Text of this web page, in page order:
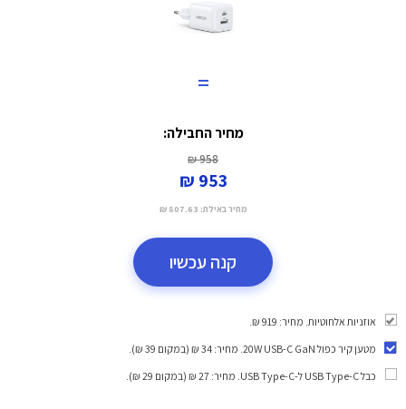
=
מחיר החבילה:
958 ₪
953 ₪
מחיר באילת: 807.63 ₪
קנה עכשיו
אוזניות אלחוטיות. מחיר: 919 ₪.
מטען קיר כפול 20W USB-C GaN
. מחיר: 34 ₪ (במקום 39 ₪).
כבל USB Type-C ל-USB Type-C
. מחיר: 27 ₪ (במקום 29 ₪).